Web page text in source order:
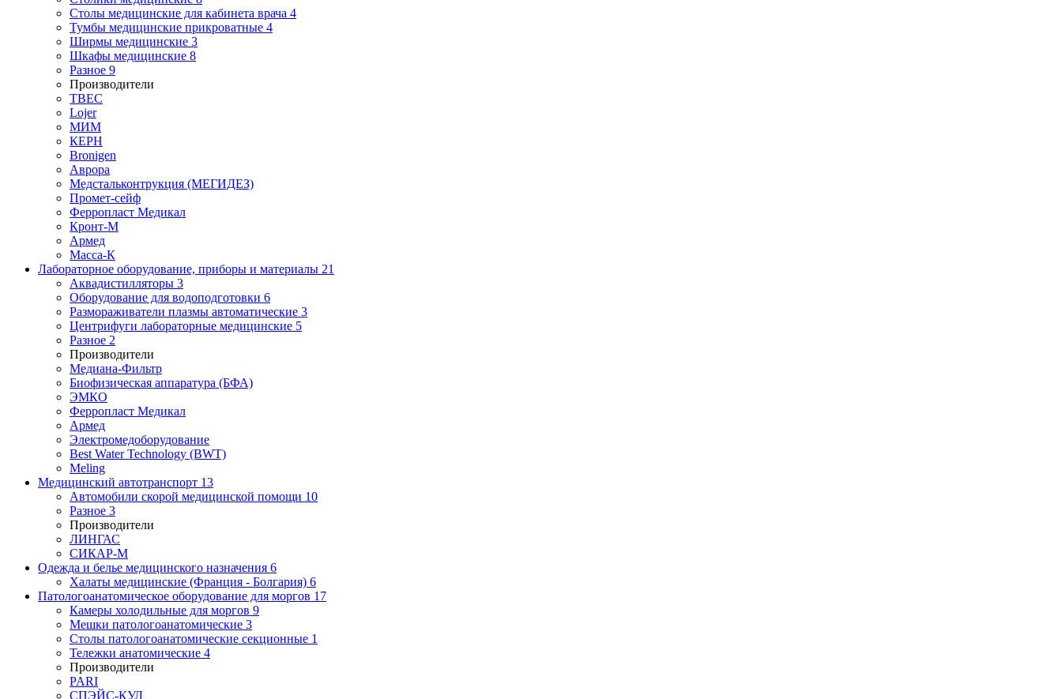
Столы медицинские для кабинета врача 4
Тумбы медицинские прикроватные 4
Ширмы медицинские 3
Шкафы медицинские 8
Разное 9
Производители
ТВЕС
Lojer
МИМ
КЕРН
Bronigen
Аврора
Медстальконтрукция (МЕГИДЕЗ)
Промет-сейф
Ферропласт Медикал
Кронт-М
Армед
Масса-К
Лабораторное оборудование, приборы и материалы 21
Аквадистилляторы 3
Оборудование для водоподготовки 6
Размораживатели плазмы автоматические 3
Центрифуги лабораторные медицинские 5
Разное 2
Производители
Медиана-Фильтр
Биофизическая аппаратура (БФА)
ЭМКО
Ферропласт Медикал
Армед
Электромедоборудование
Best Water Technology (BWT)
Meling
Медицинский автотранспорт 13
Автомобили скорой медицинской помощи 10
Разное 3
Производители
ЛИНГАС
СИКАР-М
Одежда и белье медицинского назначения 6
Халаты медицинские (Франция - Болгария) 6
Патологоанатомическое оборудование для моргов 17
Камеры холодильные для моргов 9
Мешки патологоанатомические 3
Столы патологоанатомические секционные 1
Тележки анатомические 4
Производители
PARI
СПЭЙС-КУЛ